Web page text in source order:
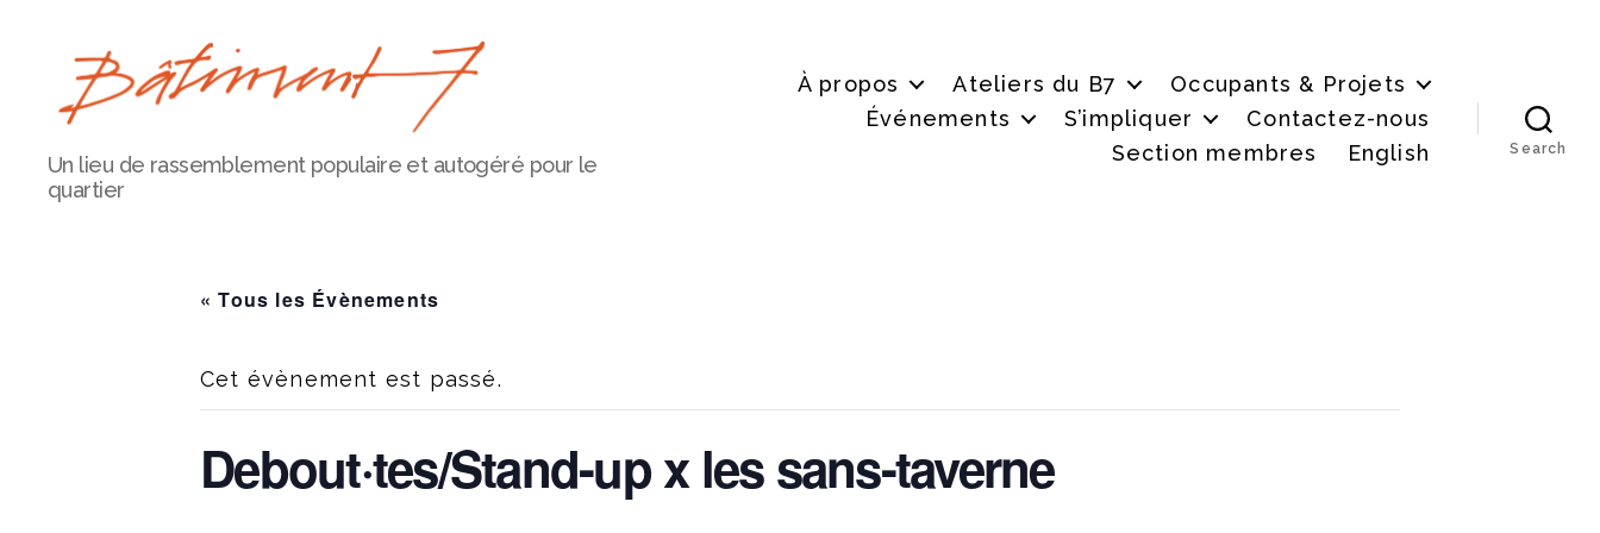
Bâtiment
7
Un lieu de rassemblement populaire et autogéré pour le
quartier
À propos Ateliers du B7
Occupants & Projets
Événements
S’impliquer
Contactez-nous
Section membres
English Search
« Tous les Évènements
Cet évènement est passé.
Debout·tes/Stand-up x les sans-taverne